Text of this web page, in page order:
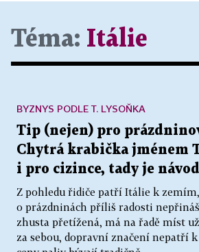
Téma: Itálie
Tip (nejen) pro
Chytrá krabička jménem
i pro cizince, tady je
Z pohledu řidiče patří Itálie k
o prázdninách příliš radosti
zhusta přetížená, má na řadě míst
za sebou, dopravní značení nepatří
BYZNYS PODLE T. LYSOŇKA